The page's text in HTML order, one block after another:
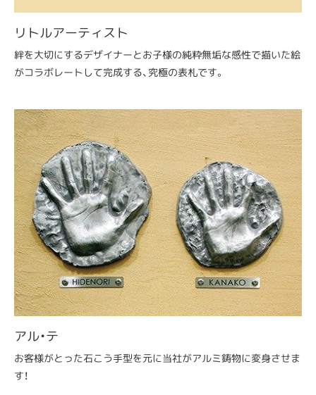
リトルアーティスト
絆を大切にするデザイナーとお子様の純粋無垢な感性で描いた絵
がコラボレートして完成する、究極の表札です。
アル・テ
お客様がとった石こう手型を元に当社がアルミ鋳物に変身させま
す！